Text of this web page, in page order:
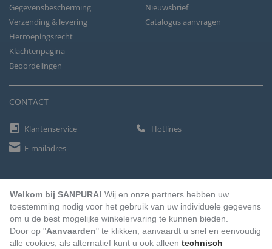
Gegevensbescherming
Verzending & levering
Herroepingsrecht
Klachtenpagina
Beoordelingen
Nieuwsbrief
Catalogus aanvragen
CONTACT
Klantenservice
Hotlines
E-mailadres
Vooruitbetaling Factuur Automatische afschrijving
Welkom bij SANPURA! Wij en onze partners hebben uw
toestemming nodig voor het gebruik van uw individuele gegevens
om u de best mogelijke winkelervaring te kunnen bieden.
Door op "Aanvaarden" te klikken, aanvaardt u snel en eenvoudig
alle cookies, als alternatief kunt u ook alleen technisch